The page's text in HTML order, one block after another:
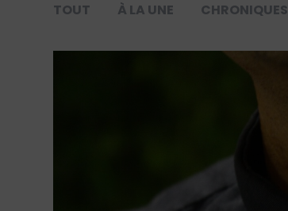
TOUT À LA UNE CHRONIQUES